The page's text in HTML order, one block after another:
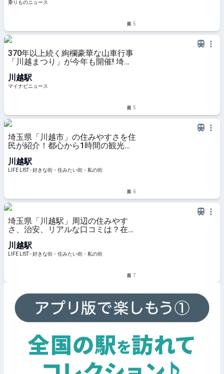
乗りものニュース
5
370年以上続く絢欄豪華な山車行事
「川越まつり」が今年も開催! 埼玉
礼品も
川越駅
マイナビニュース
5
埼玉県「川越市」の住みやすさを住
民が紹介！都心から1時間の観光
は？ - LIFE LIST - 好きな街・住みた
い街・私の街
川越駅
LIFE LIST - 好きな街・住みたい街・私の街
6
埼玉県「川越駅」周辺の住みやす
さ、治安、リアルな口コミは？在住
好きな街・住みたい街・私の街
川越駅
LIFE LIST - 好きな街・住みたい街・私の街
7